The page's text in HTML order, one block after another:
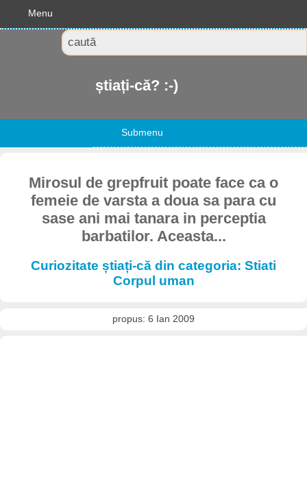
Menu
știați-că? :-)
Submenu
Mirosul de grepfruit poate face ca o
femeie de varsta a doua sa para cu
sase ani mai tanara in perceptia
barbatilor. Aceasta...
Curiozitate știați-că din categoria: Stiati
Corpul uman
propus: 6 Ian 2009